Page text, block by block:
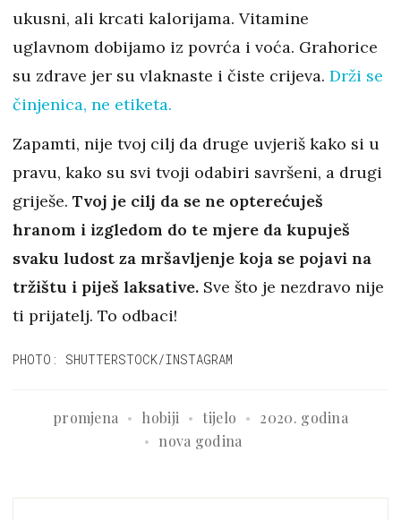
ukusni, ali krcati kalorijama. Vitamine
uglavnom dobijamo iz povrća i voća. Grahorice
su zdrave jer su vlaknaste i čiste crijeva. Drži se
činjenica, ne etiketa.
Zapamti, nije tvoj cilj da druge uvjeriš kako si u
pravu, kako su svi tvoji odabiri savršeni, a drugi
griješe. Tvoj je cilj da se ne opterećuješ
hranom i izgledom do te mjere da kupuješ
svaku ludost za mršavljenje koja se pojavi na
tržištu i piješ laksative. Sve što je nezdravo nije
ti prijatelj. To odbaci!
PHOTO: SHUTTERSTOCK/INSTAGRAM
promjena hobiji tijelo
2020. godina
nova godina